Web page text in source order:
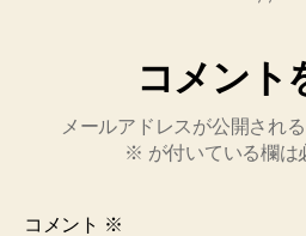
コメント
メールアドレスが公開され
※ が付いている欄は
コメント ※